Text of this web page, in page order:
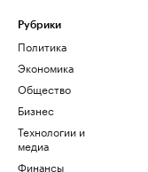
Рубрики
Политика
Экономика
Общество
Бизнес
Технологии и
медиа
Финансы